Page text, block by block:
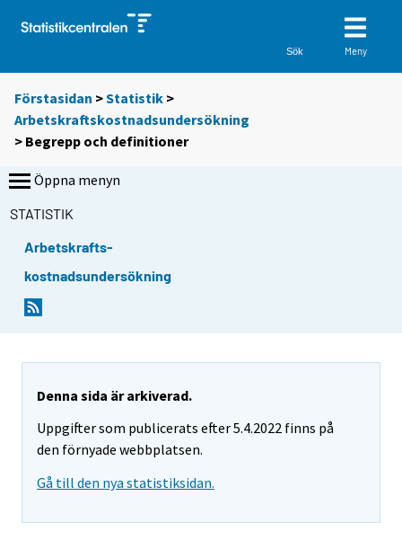
Sök Meny
Förstasidan >Statistik >
Arbetskraftskostnadsundersökning
> Begrepp och definitioner
Öppna menyn
STATISTIK
Arbetskrafts-
kostnadsundersökning
Denna sida är arkiverad.
Uppgifter som publicerats efter 5.4.2022 finns på
den förnyade webbplatsen.
Gå till den nya statistiksidan.